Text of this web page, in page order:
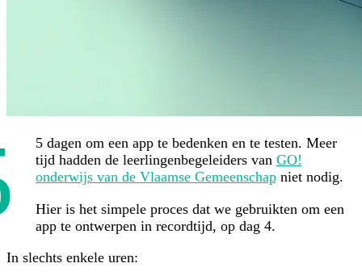
5 dagen om een app te bedenken en te testen. Meer
tijd hadden de leerlingenbegeleiders van GO!
onderwijs van de Vlaamse Gemeenschapniet nodig.
Hier is het simpele proces dat we gebruikten om een
app te ontwerpen in recordtijd, op dag 4.
In slechts enkele uren: